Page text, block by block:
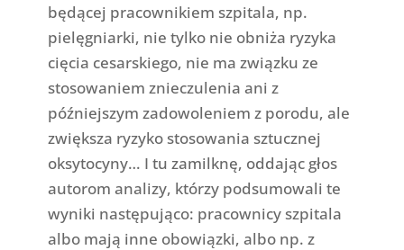
będącej pracownikiem szpitala, np.
pielęgniarki, nie tylko nie obniża ryzyka
cięcia cesarskiego, nie ma związku ze
stosowaniem znieczulenia ani z
późniejszym zadowoleniem z porodu, ale
zwiększa ryzyko stosowania sztucznej
oksytocyny… I tu zamilknę, oddając głos
autorom analizy, którzy podsumowali te
wyniki następująco: pracownicy szpitala
albo mają inne obowiązki, albo np. z